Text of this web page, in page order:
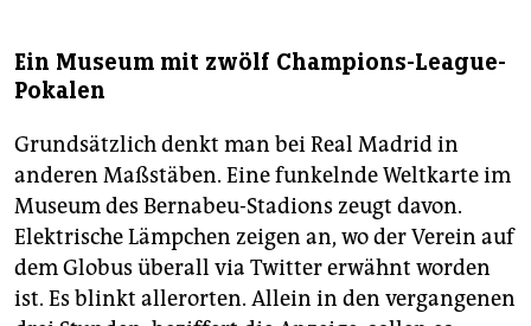
Ein Museum mit zwölf Champions-League-
Pokalen
Grundsätzlich denkt man bei Real Madrid in
anderen Maßstäben. Eine funkelnde Weltkarte im
Museum des Bernabeu-Stadions zeugt davon.
Elektrische Lämpchen zeigen an, wo der Verein auf
dem Globus überall via Twitter erwähnt worden
ist. Es blinkt allerorten. Allein in den vergangenen